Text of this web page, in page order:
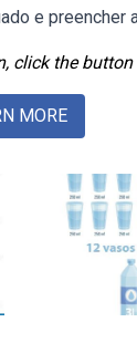
e
click the button
MORE